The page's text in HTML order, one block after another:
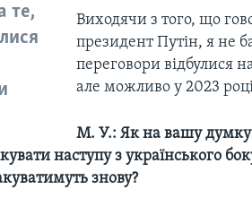
те,
Виходячи з того, що
президент Путін, я не
переговори відбулися
але можливо у 2023
М. У.: Як на вашу думку
наступу з українського
знову?